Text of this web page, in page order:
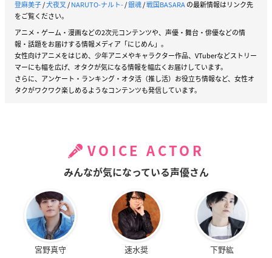
登麻美子/犬夜叉/NARUTO-ナルト-/銀魂/戦国BASARAの最新情報はリンク先
をご覧ください。
アニメ・ゲーム・漫画などの2次元コンテンツや、声優・舞台・俳優などの情
報・話題をお届けする情報メディア「にじめん」。
女性向けアニメをはじめ、少年アニメやキャラクター作品、VTuberなどストリー
マーにも幅を広げ、オタクが気になる情報を幅広くお届けしています。
さらに、アンケート・ランキング・オタ活（推し活）お役立ち情報など、女性オ
タクがワクワク楽しめるようなコンテンツも発信しています。
VOICE ACTOR
みんなが気になっている声優さん
宮野真守 速水奨 下野紘